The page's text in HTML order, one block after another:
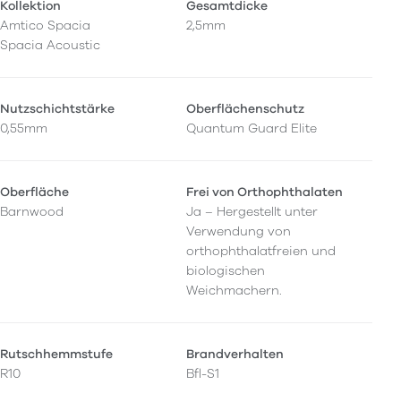
Kollektion
Amtico Spacia
Spacia Acoustic
Gesamtdicke
2,5mm
Nutzschichtstärke
0,55mm
Oberflächenschutz
Quantum Guard Elite
Oberfläche
Barnwood
Frei von Orthophthalaten
Ja – Hergestellt unter
Verwendung von
orthophthalatfreien und
biologischen
Weichmachern.
Rutschhemmstufe
R10
Brandverhalten
Bfl-S1